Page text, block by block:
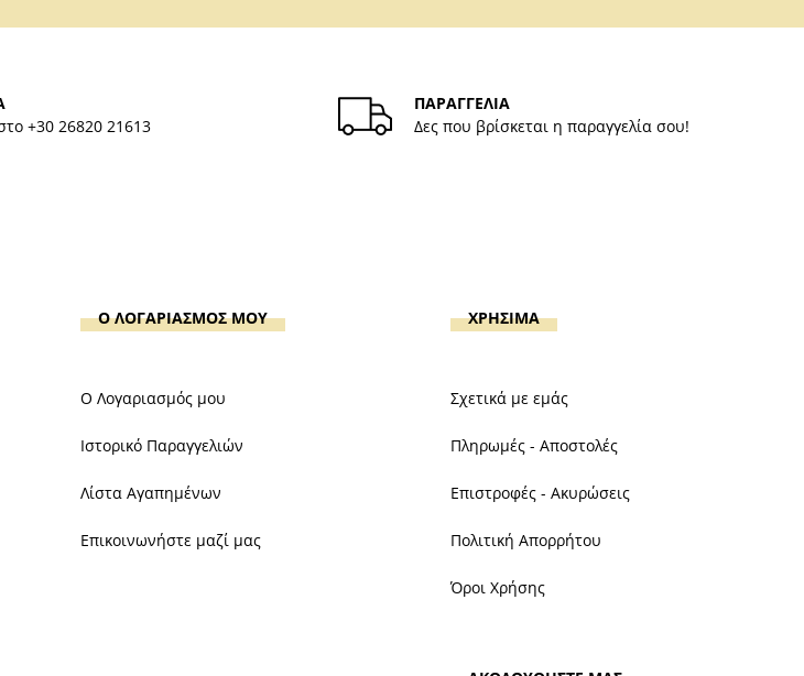
+30 26820 21613
ΠΑΡΑΓΓΕΛΙΑ
Δες που βρίσκεται η παραγγελία σου!
Ο ΛΟΓΑΡΙΑΣΜΟΣ ΜΟΥ
Ο Λογαριασμός μου
Ιστορικό Παραγγελιών
Λίστα Αγαπημένων
Επικοινωνήστε μαζί μας
ΧΡΗΣΙΜΑ
Σχετικά με εμάς
Πληρωμές - Αποστολές
Επιστροφές - Ακυρώσεις
Πολιτική Απορρήτου
Όροι Χρήσης